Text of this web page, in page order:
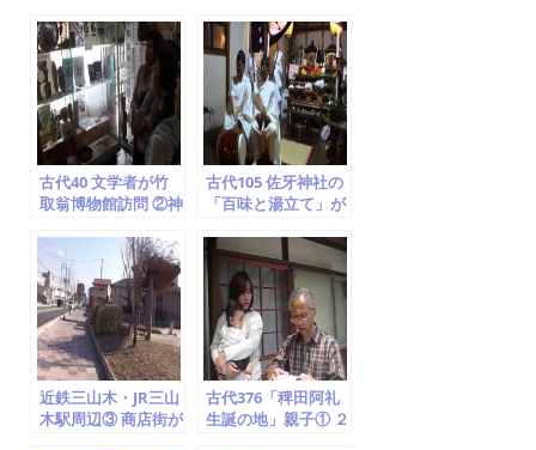
b
o
o
k
古代40 文学者が竹
取翁博物館訪問 ②神
人、月読神社と月読
命
古代105 佐牙神社の
「百味と湯立て」が
辺市の無形民俗文化
財)
近鉄三山木・JR三山
木駅周辺③ 商店街が
古代376「稗田阿礼
生誕の地」親子① ２